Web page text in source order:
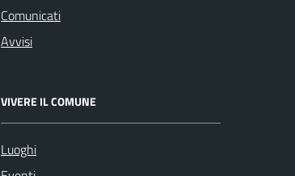
Comunicati
Avvisi
VIVERE IL COMUNE
Luoghi